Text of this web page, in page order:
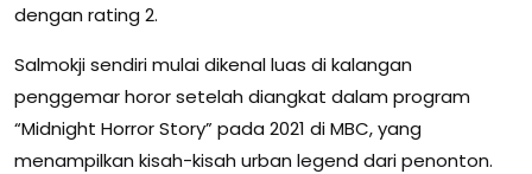
dengan rating 2.
Salmokji sendiri mulai dikenal luas di kalangan
penggemar horor setelah diangkat dalam program
“Midnight Horror Story” pada 2021 di MBC, yang
menampilkan kisah-kisah urban legend dari penonton.